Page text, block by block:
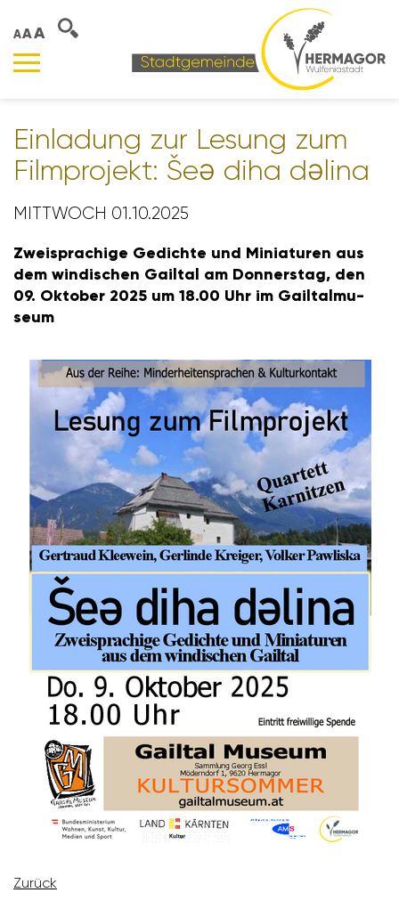
AAA
Einla­dung zur Lesung zum
Film­pro­jekt: Šeǝ diha dǝlina
MITTWOCH 01.10.2025
Zwei­spra­chige Gedichte und Minia­turen aus
dem windi­schen Gailtal am Donnerstag, den
09. Oktober 2025 um 18.00 Uhr im Gail­tal­mu­
seum
Zurück